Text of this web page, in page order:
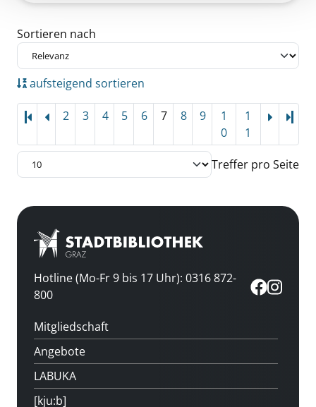
Zu den Suchfiltern springen
Sortieren nach
aufsteigend sortieren
2 3 4 5 6 7 8 9
1
0
1
1
Treffer pro Seite
Hotline (Mo-Fr 9 bis 17 Uhr): 0316 872-
800
Mitgliedschaft
Angebote
LABUKA
[kju:b]